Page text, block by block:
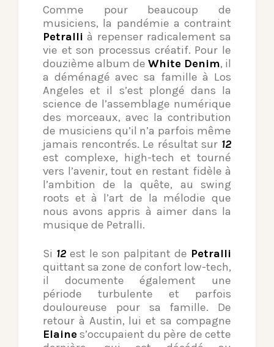
Comme pour beaucoup de
musiciens, la pandémie a contraint
Petralli à repenser radicalement sa
vie et son processus créatif. Pour le
douzième album de White Denim, il
a déménagé avec sa famille à Los
Angeles et il s’est plongé dans la
science de l’assemblage numérique
des morceaux, avec la contribution
de musiciens qu’il n’a parfois même
jamais rencontrés. Le résultat sur 12
est complexe, high-tech et tourné
vers l’avenir, tout en restant fidèle à
l’ambition de la quête, au swing
roots et à l’art de la mélodie que
nous avons appris à aimer dans la
musique de Petralli.
Si 12est le son palpitant de Petralli
quittant sa zone de confort low-tech,
il documente également une
période turbulente et parfois
douloureuse pour sa famille. De
retour à Austin, lui et sa compagne
Elaines’occupaient du père de cette